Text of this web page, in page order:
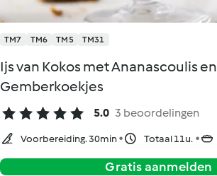
TM7 TM6 TM5 TM31
Ijs van Kokos met Ananascoulis en
Gemberkoekjes
5.0 3 beoordelingen
Voorbereiding. 30min Totaal 11u.
Gratis aanmelden